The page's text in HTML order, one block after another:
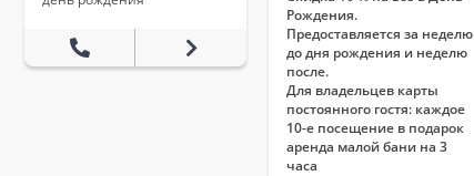
Рождения.
Предоставляется за неделю
до дня рождения и неделю
после.
Для владельцев карты
постоянного гостя: каждое
10-е посещение в подарок
аренда малой бани на 3
часа